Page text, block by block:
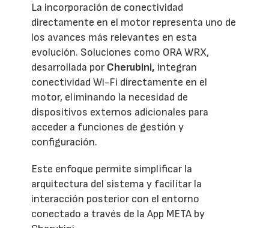
La incorporación de conectividad
directamente en el motor representa uno de
los avances más relevantes en esta
evolución. Soluciones como ORA WRX,
desarrollada por Cherubini, integran
conectividad Wi-Fi directamente en el
motor, eliminando la necesidad de
dispositivos externos adicionales para
acceder a funciones de gestión y
configuración.
Este enfoque permite simplificar la
arquitectura del sistema y facilitar la
interacción posterior con el entorno
conectado a través de la App META by